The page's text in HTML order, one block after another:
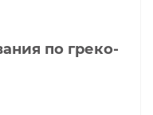
по греко-